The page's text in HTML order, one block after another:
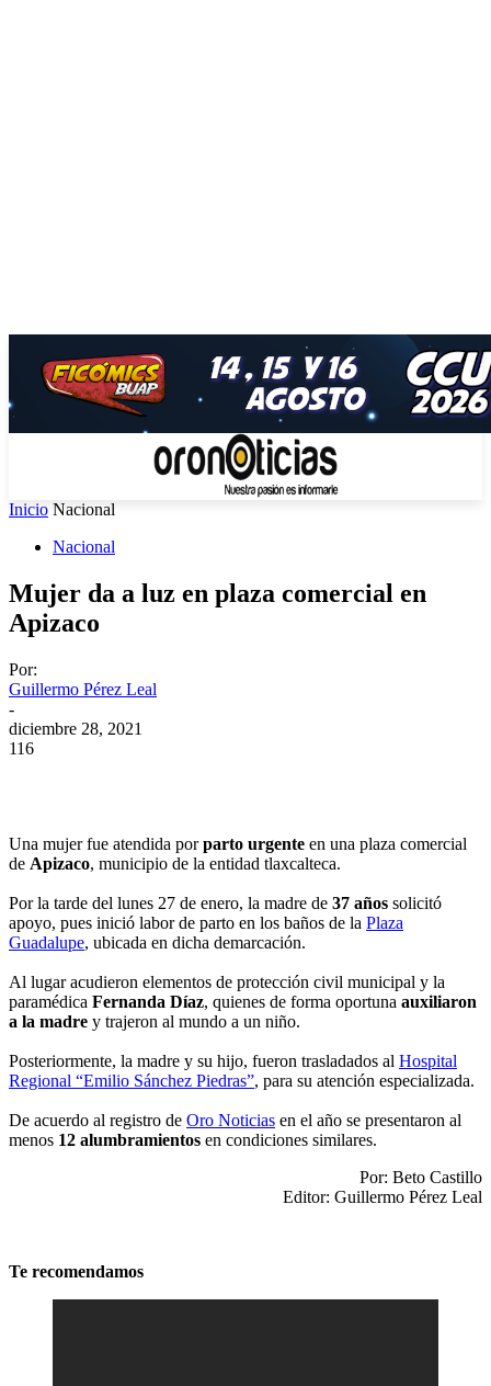
Inicio Nacional
Nacional
Mujer da a luz en plaza comercial en
Apizaco
Por:
Guillermo Pérez Leal
-
diciembre 28, 2021
116
Una mujer fue atendida porparto urgente en una plaza comercial
de Apizaco, municipio de la entidad tlaxcalteca.
Por la tarde del lunes 27 de enero, la madre de 37 años solicitó
apoyo, pues inició labor de parto en los baños de la Plaza
Guadalupe, ubicada en dicha demarcación.
Al lugar acudieron elementos de protección civil municipal y la
paramédica Fernanda Díaz, quienes de forma oportuna auxiliaron
a la madre y trajeron al mundo a un niño.
Posteriormente, la madre y su hijo, fueron trasladados al Hospital
Regional “Emilio Sánchez Piedras”, para su atención especializada.
De acuerdo al registro de Oro Noticias en el año se presentaron al
menos 12 alumbramientos en condiciones similares.
Por: Beto Castillo
Editor: Guillermo Pérez Leal
Te recomendamos